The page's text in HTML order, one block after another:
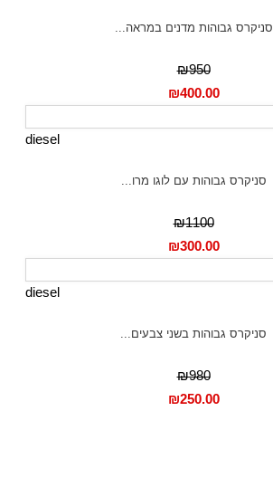
סניקרס גבוהות מדנים במראה...
₪950
₪400.00
diesel
סניקרס גבוהות עם לוגו מרו...
₪1100
₪300.00
diesel
סניקרס גבוהות בשני צבעים...
₪980
₪250.00